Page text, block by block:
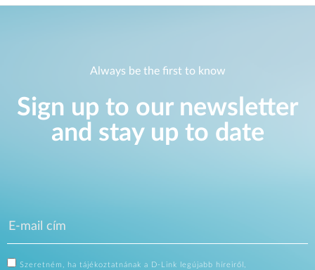
Always be the first to know
Sign up to our newsletter
and stay up to date
Szeretném, ha tájékoztatnának a D-Link legújabb híreiről,